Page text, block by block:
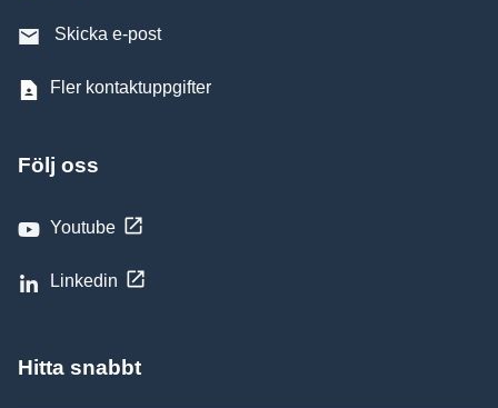
Skicka e-post
Fler kontaktuppgifter
Följ oss
Youtube
Linkedin
Hitta snabbt